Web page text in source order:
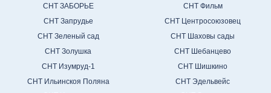
СНТ ЗАБОРЬЕ
СНТ Запрудье
СНТ Зеленый сад
СНТ Золушка
СНТ Изумруд-1
СНТ Ильинскоя Поляна
СНТ Фильм
СНТ Центросоюзовец
СНТ Шаховы сады
СНТ Шебанцево
СНТ Шишкино
СНТ Эдельвейс